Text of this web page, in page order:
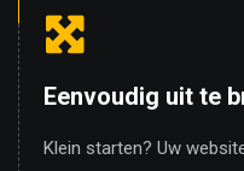
Eenvoudig uit te
Klein starten? Uw